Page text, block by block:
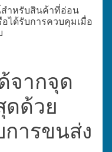
ำหรับสินค้าที่อ่อน
ด้รับการควบคุมเมื่อ
จากจุด
ด้วย
การขนส่ง